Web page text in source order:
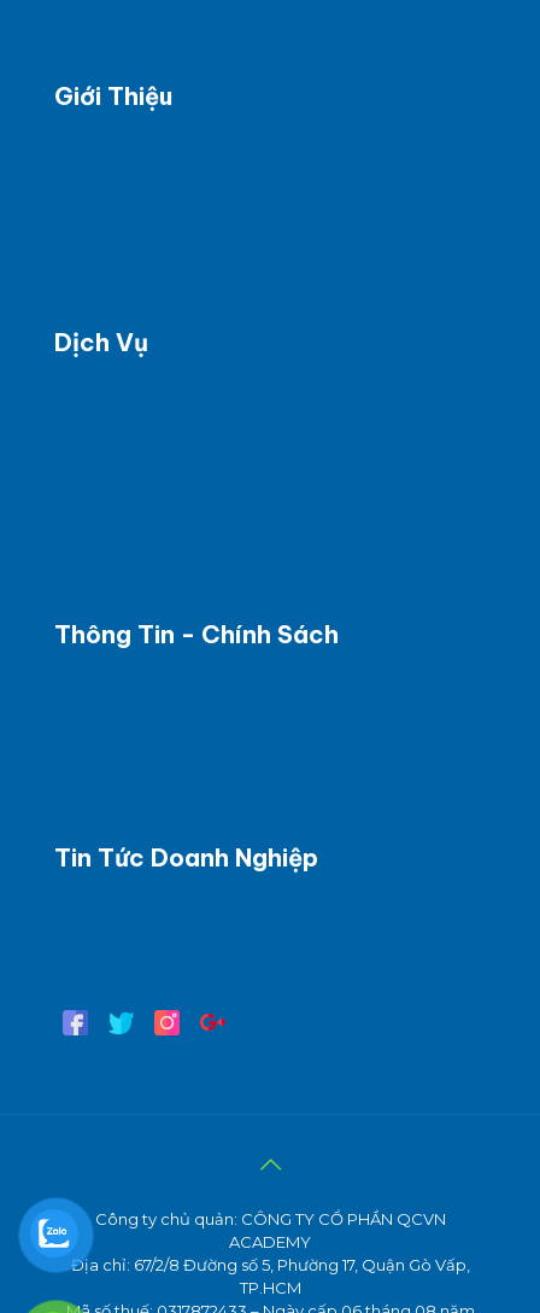
Giới Thiệu
Dịch Vụ
Thông Tin - Chính Sách
Tin Tức Doanh Nghiệp
Công ty chủ quản: CÔNG TY CỔ PHẦN QCVN
ACADEMY
Địa chỉ: 67/2/8 Đường số 5, Phường 17, Quận Gò Vấp,
TP.HCM